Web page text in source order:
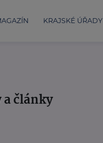
KRAJSKÉ ÚŘADY
články